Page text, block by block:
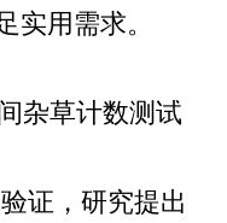
用需求。
草计数测试
，研究提出